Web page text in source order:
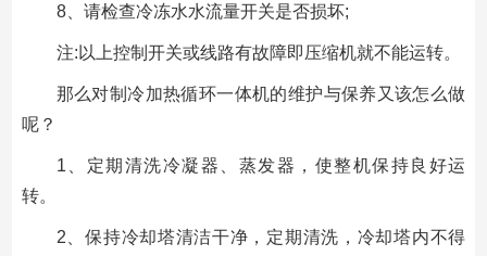
8、请检查冷冻水水流量开关是否损坏;
注:以上控制开关或线路有故障即压缩机就不能运转。
那么对制冷加热循环一体机的维护与保养又该怎么做
呢？
1、定期清洗冷凝器、蒸发器，使整机保持良好运
转。
2、保持冷却塔清洁干净，定期清洗，冷却塔内不得